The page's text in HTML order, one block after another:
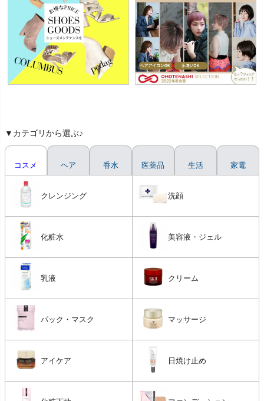
▼カテゴリから選ぶ♪
コスメ
クレンジング 洗顔
化粧水 美容液・ジェル
乳液 クリーム
パック・マスク マッサージ
アイケア 日焼け止め
ヘア 香水 医薬品 生活 家電